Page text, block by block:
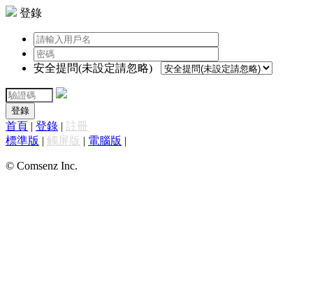
登錄
安全提問(未設定請忽略)
登錄
首頁 | 登錄 | 註冊
標準版 | 觸屏版 | 電腦版 |
© Comsenz Inc.